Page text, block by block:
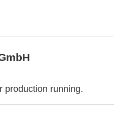
production running.